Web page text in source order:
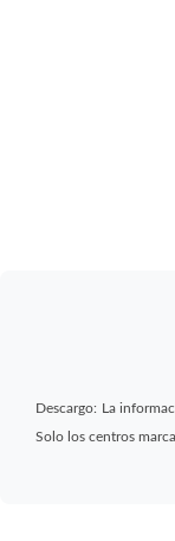
Descargo: La
Solo los centros